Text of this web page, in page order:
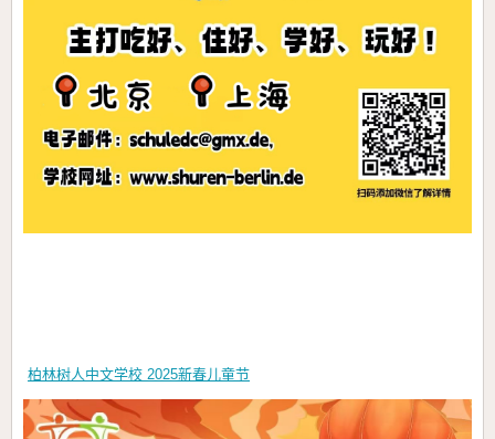
柏林树人中文学校 2025新春儿童节